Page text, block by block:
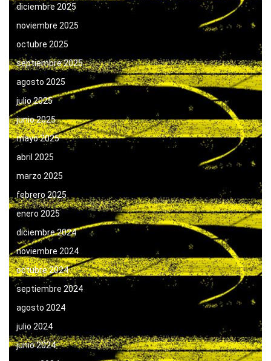
diciembre 2025
noviembre 2025
octubre 2025
septiembre 2025
agosto 2025
julio 2025
junio 2025
mayo 2025
abril 2025
marzo 2025
febrero 2025
enero 2025
diciembre 2024
noviembre 2024
octubre 2024
septiembre 2024
agosto 2024
julio 2024
junio 2024